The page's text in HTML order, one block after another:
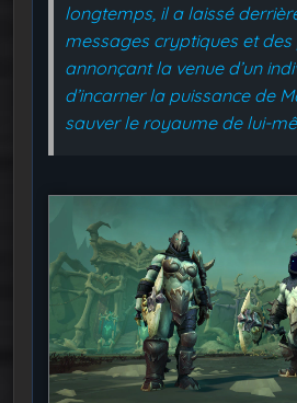
longtemps, il a laissé
messages cryptiques et
annonçant la venue d’un
d’incarner la puissance de
sauver le royaume de lui-